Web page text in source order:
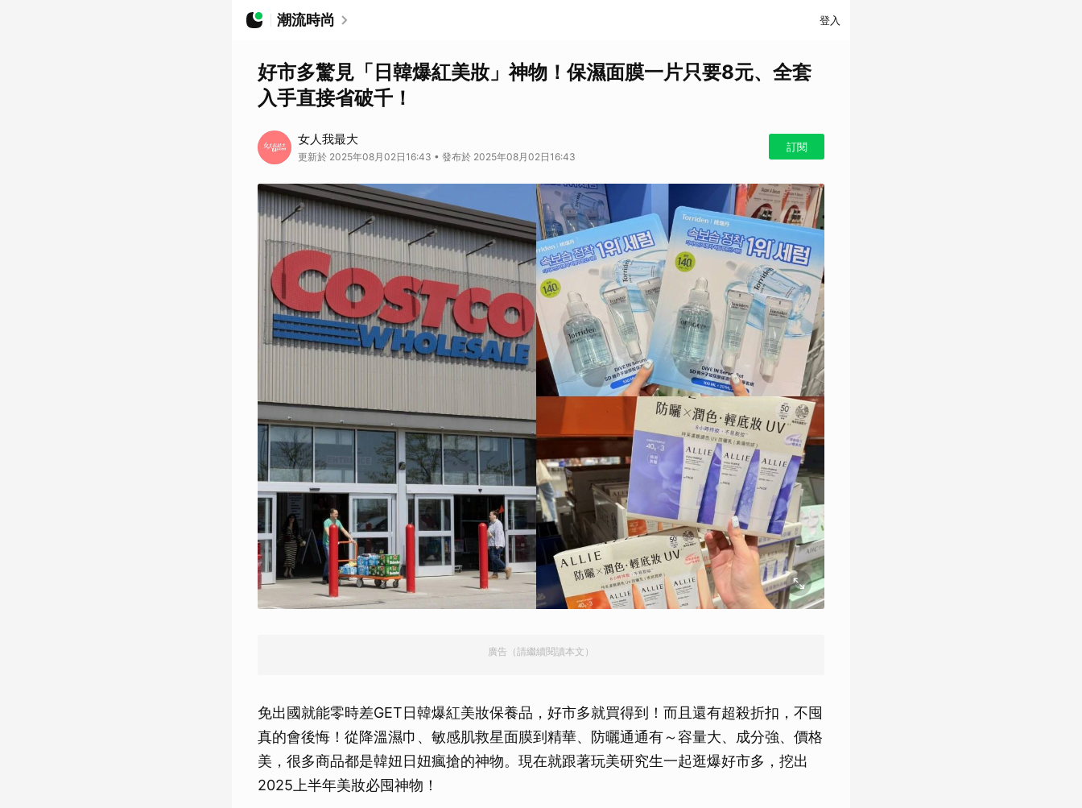
潮流時尚 登入
好市多驚見「日韓爆紅美妝」神物！保濕面膜一片只要8元、全套
入手直接省破千！
女人我最大
更新於 2025年08月02日16:43 • 發布於 2025年08月02日16:43
訂閱
廣告（請繼續閱讀本文）
免出國就能零時差GET日韓爆紅美妝保養品，好市多就買得到！而且還有超殺折扣，不囤
真的會後悔！從降溫濕巾、敏感肌救星面膜到精華、防曬通通有～容量大、成分強、價格
美，很多商品都是韓妞日妞瘋搶的神物。現在就跟著玩美研究生一起逛爆好市多，挖出
2025上半年美妝必囤神物！